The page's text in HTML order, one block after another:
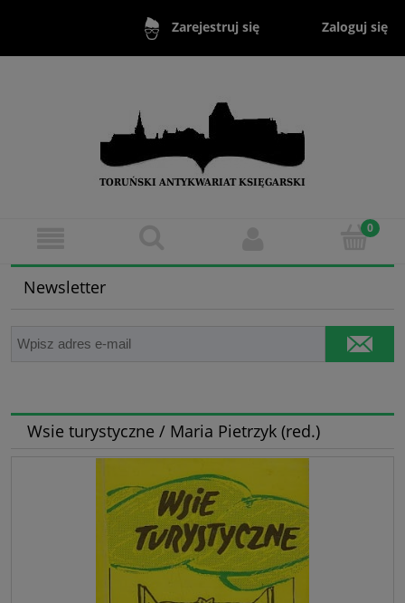
Zarejestruj się Zaloguj się
Newsletter
Wsie turystyczne / Maria Pietrzyk (red.)